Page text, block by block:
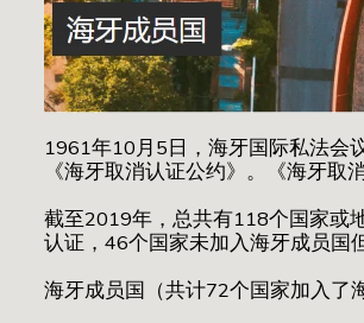
1961年10月5日，海牙国际私法会
《海牙取消认证公约》。《海牙取
截至2019年，总共有118个国家或
认证，46个国家未加入海牙成员国
海牙成员国（共计72个国家加入了